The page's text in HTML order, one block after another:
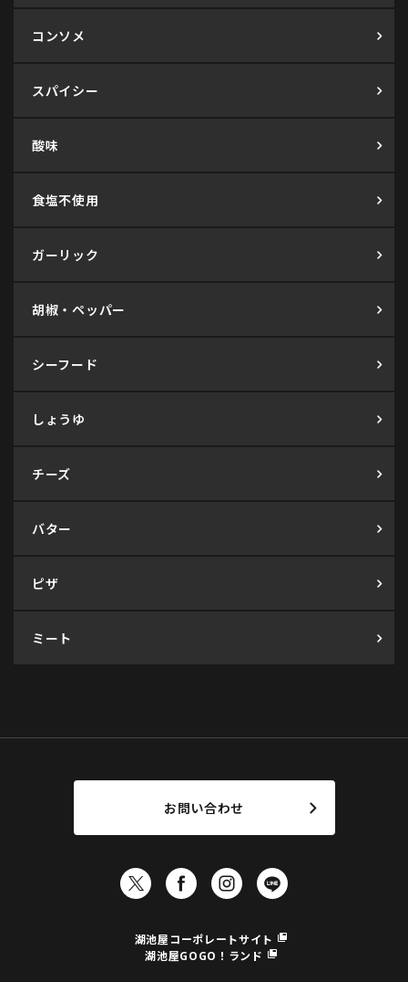
コンソメ
スパイシー
酸味
食塩不使用
ガーリック
胡椒・ペッパー
シーフード
しょうゆ
チーズ
バター
ピザ
ミート
お問い合わせ
湖池屋コーポレートサイト
湖池屋GOGO！ランド